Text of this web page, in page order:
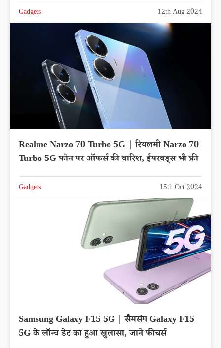
Gadgets 12th Aug 2024
Realme Narzo 70 Turbo 5G | रियलमी Narzo 70
Turbo 5G फोन पर ऑफर्स की बारिश, ईयरबड्स भी फ्री
Gadgets 15th Oct 2024
Samsung Galaxy F15 5G | सैमसंग Galaxy F15
5G के लॉन्च डेट का हुआ खुलासा, जाने फीचर्स